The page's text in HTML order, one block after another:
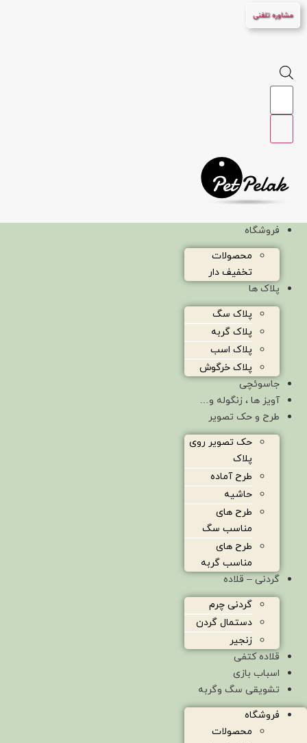
پرش
به
مشاوره تلفنی
Products
فروشگاه
محصولات
تخفیف دار
پلاک ها
پلاک سگ
پلاک گربه
پلاک اسب
پلاک خرگوش
جاسوئچی
آویز ها ، زنگوله و…
طرح و حک تصویر
حک تصویر روی
پلاک
طرح آماده
حاشیه
طرح های
مناسب سگ
طرح های
مناسب گربه
گردنی – قلاده
گردنی چرم
دستمال گردن
زنجیر
قلاده کتفی
اسباب بازی
تشویقی سگ وگربه
فروشگاه
محصولات